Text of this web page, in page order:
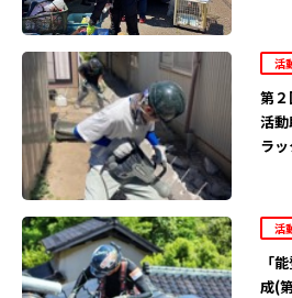
活
第
活
ラッ
活
「
成(